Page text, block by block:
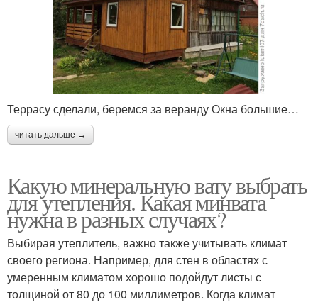
Террасу сделали, беремся за веранду Окна большие…
читать дальше →
Какую минеральную вату выбрать
для утепления. Какая минвата
нужна в разных случаях?
Выбирая утеплитель, важно также учитывать климат
своего региона. Например, для стен в областях с
умеренным климатом хорошо подойдут листы с
толщиной от 80 до 100 миллиметров. Когда климат